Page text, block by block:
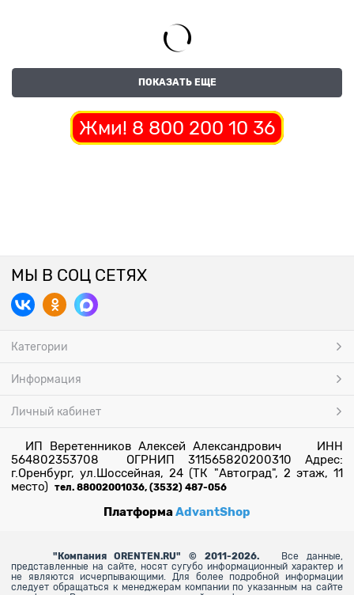
ПОКАЗАТЬ ЕЩЕ
Жми! 8 800 200 10 36
МЫ В СОЦ СЕТЯХ
Категории
Информация
Личный кабинет
ИП Веретенников Алексей Александрович ИНН
564802353708 ОГРНИП 311565820200310 Адрес:
г.Оренбург, ул.Шоссейная, 24 (ТК "Автоград", 2 этаж, 11
место) тел. 88002001036, (3532) 487-056
ПлатформаAdvantShop
" Компания ORENTEN.RU" © 2011-2026.
Все данные,
представленные на сайте, носят сугубо информационный характер и
не являются исчерпывающими. Для более подробной информации
следует обращаться к менеджерам компании по указанным на сайте